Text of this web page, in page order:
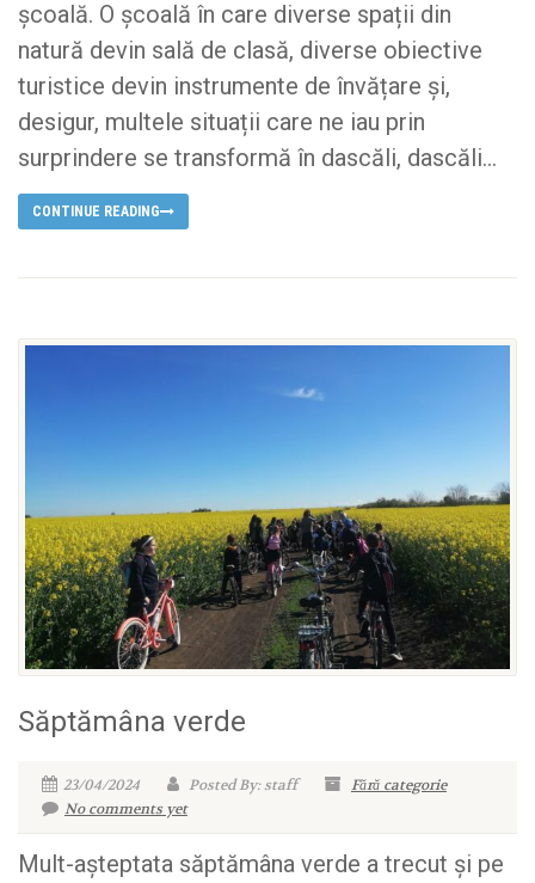
școală. O școală în care diverse spații din
natură devin sală de clasă, diverse obiective
turistice devin instrumente de învățare și,
desigur, multele situații care ne iau prin
surprindere se transformă în dascăli, dascăli...
CONTINUE READING
Săptămâna verde
23/04/2024 Posted By: staff
Fără categorie
No comments yet
Mult-așteptata săptămâna verde a trecut și pe